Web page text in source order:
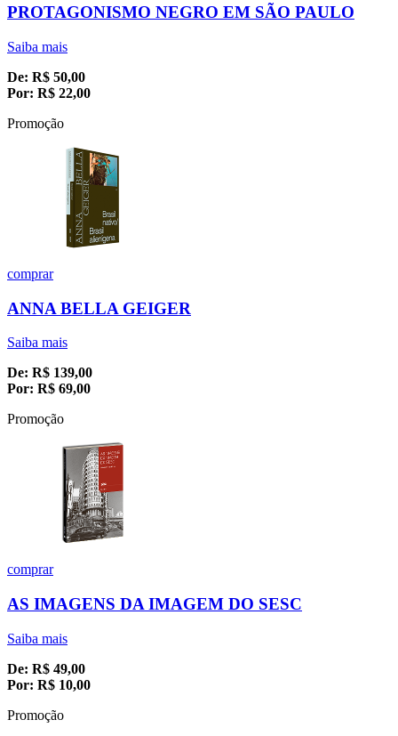
PROTAGONISMO NEGRO EM SÃO PAULO
Saiba mais
De: R$ 50,00
Por: R$ 22,00
Promoção
comprar
ANNA BELLA GEIGER
Saiba mais
De: R$ 139,00
Por: R$ 69,00
Promoção
comprar
AS IMAGENS DA IMAGEM DO SESC
Saiba mais
De: R$ 49,00
Por: R$ 10,00
Promoção